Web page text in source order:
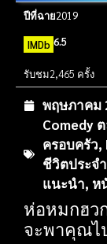
ปีที่ฉาย2019
IMDb 6.5
รับชม2,465 ครั้ง
พฤษภาคม
Comedy
ครอบครัว,
ชีวิตประจ
แนะนำ, ห
ห่อหมกฮว
จะพาคุณไ